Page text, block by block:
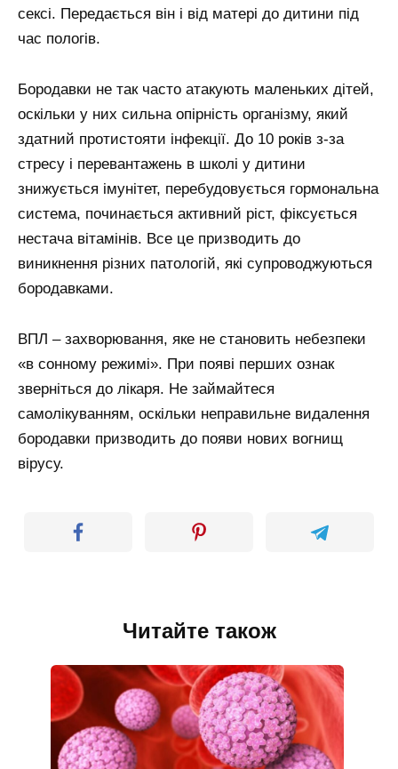
сексі. Передається він і від матері до дитини під
час пологів.
Бородавки не так часто атакують маленьких дітей,
оскільки у них сильна опірність організму, який
здатний протистояти інфекції. До 10 років з-за
стресу і перевантажень в школі у дитини
знижується імунітет, перебудовується гормональна
система, починається активний ріст, фіксується
нестача вітамінів. Все це призводить до
виникнення різних патологій, які супроводжуються
бородавками.
ВПЛ – захворювання, яке не становить небезпеки
«в сонному режимі». При появі перших ознак
зверніться до лікаря. Не займайтеся
самолікуванням, оскільки неправильне видалення
бородавки призводить до появи нових вогнищ
вірусу.
Читайте також